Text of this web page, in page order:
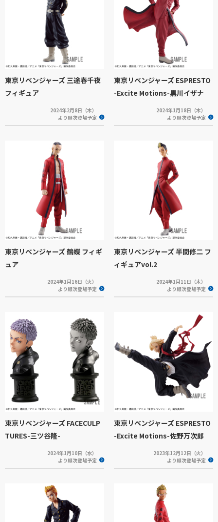
東京リベンジャーズ 三途春千夜
フィギュア
2024年2月8日（木）
より順次登場予定
東京リベンジャーズ ESPRESTO
-Excite Motions-黒川イザナ
2024年1月18日（木）
より順次登場予定
東京リベンジャーズ 鶴蝶 フィギ
ュア
2024年1月16日（火）
より順次登場予定
東京リベンジャーズ 半間修二 フ
ィギュアvol.2
2024年1月11日（木）
より順次登場予定
東京リベンジャーズ FACECULP
TURES-三ツ谷隆-
2024年1月10日（水）
より順次登場予定
東京リベンジャーズ ESPRESTO
-Excite Motions-佐野万次郎
2023年12月12日（火）
より順次登場予定